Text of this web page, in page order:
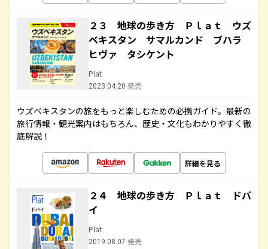
２３ 地球の歩き方 Ｐｌａｔ ウズ
ベキスタン サマルカンド ブハラ
ヒヴァ タシケント
Plat
2023.04.20 発売
ウズベキスタンの旅をもっと楽しむための必携ガイド。最新の
旅行情報・観光案内はもちろん、歴史・文化もわかりやすく徹
底解説！
詳細を見る
２４ 地球の歩き方 Ｐｌａｔ ドバ
イ
Plat
2019.08.07 発売